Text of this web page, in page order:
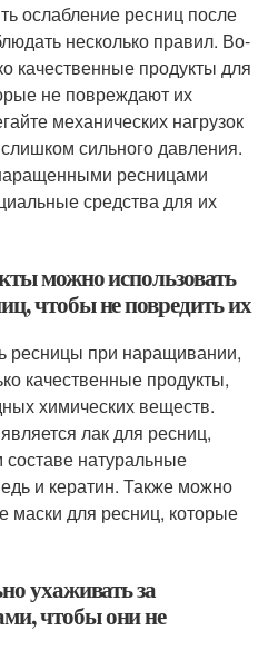
ослабление ресниц после
несколько правил. Во-
качественные продукты для
не повреждают их
механических нагрузок
сильного давления.
ресницами
средства для их
можно использовать
чтобы не повредить их
ресницы при наращивании,
качественные продукты,
химических веществ.
лак для ресниц,
натуральные
и кератин. Также можно
маски для ресниц, которые
ухаживать за
чтобы они не